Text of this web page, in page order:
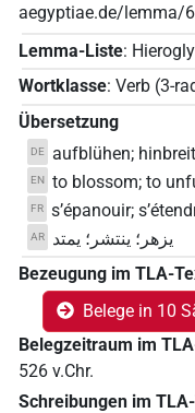
aegyptiae.de/lemma/
Lemma-Liste:
Wortklasse: Verb (3-
Übersetzung
DE aufblühen;
EN to blossom; to
FR s’épanouir;
AR
يزهر؛ ينتشر؛ يمتد
Bezeugung im TLA-
Belege in 10
Belegzeitraum im
526 v.Chr.
Schreibungen im